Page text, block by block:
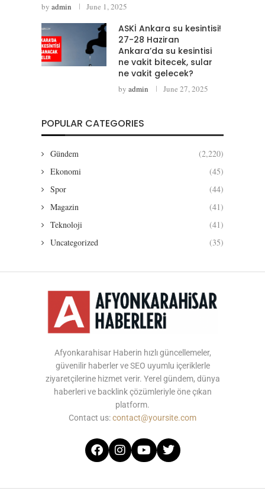
by admin June 1, 2025
ASKİ Ankara su kesintisi!
27-28 Haziran
Ankara’da su kesintisi
ne vakit bitecek, sular
ne vakit gelecek?
by admin June 27, 2025
POPULAR CATEGORIES
Gündem
(2,220)
Ekonomi
(45)
Spor
(44)
Magazin
(41)
Teknoloji
(41)
Uncategorized
(35)
Afyonkarahisar Haberin hızlı güncellemeler,
güvenilir haberler ve SEO uyumlu içeriklerle
ziyaretçilerine hizmet verir. Yerel gündem, dünya
haberleri ve backlink çözümleriyle öne çıkan
platform.
Contact us:contact@yoursite.com